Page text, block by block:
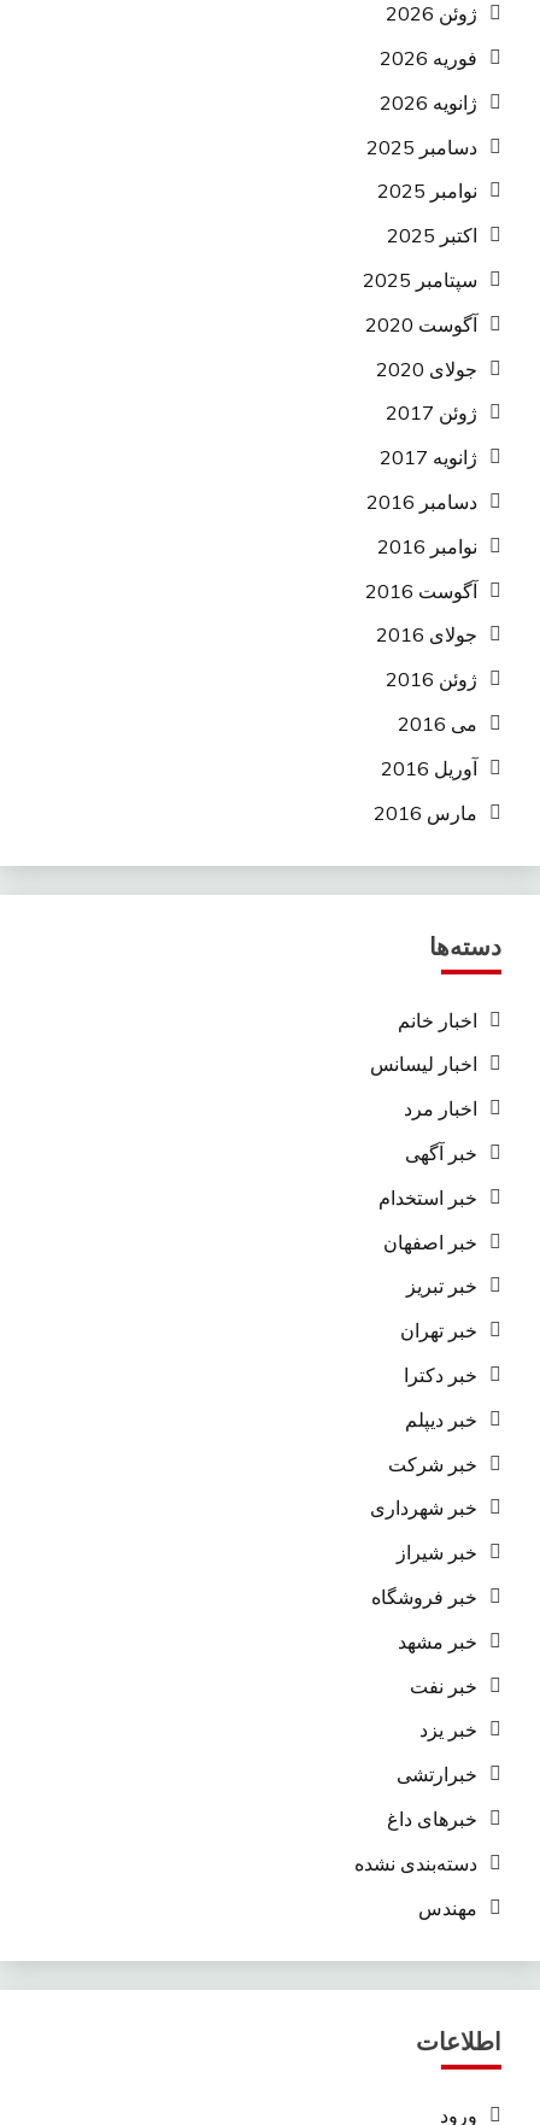
ژوئن 2026
فوریه 2026
ژانویه 2026
دسامبر 2025
نوامبر 2025
اکتبر 2025
سپتامبر 2025
آگوست 2020
جولای 2020
ژوئن 2017
ژانویه 2017
دسامبر 2016
نوامبر 2016
آگوست 2016
جولای 2016
ژوئن 2016
می 2016
آوریل 2016
مارس 2016
دسته‌ها
اخبار خانم
اخبار لیسانس
اخبار مرد
خبر آگهی
خبر استخدام
خبر اصفهان
خبر تبریز
خبر تهران
خبر دکترا
خبر دیپلم
خبر شرکت
خبر شهرداری
خبر شیراز
خبر فروشگاه
خبر مشهد
خبر نفت
خبر یزد
خبرارتشی
خبرهای داغ
دسته‌بندی نشده
مهندس
اطلاعات
ورود